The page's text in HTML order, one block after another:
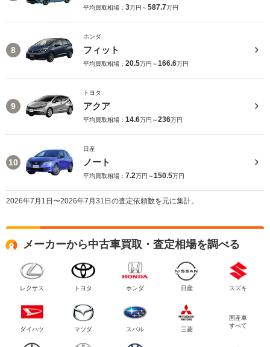
平均買取相場： 3万円～587.7万円
8
ホンダ
フィット
平均買取相場： 20.5万円～166.6万円
9
トヨタ
アクア
平均買取相場： 14.6万円～236万円
10
日産
ノート
平均買取相場： 7.2万円～150.5万円
2026年7月1日〜2026年7月31日の査定依頼数を元に集計。
メーカーから中古車買取・査定相場を調べる
レクサス トヨタ ホンダ 日産 スズキ
ダイハツ マツダ スバル 三菱
国産車
すべて